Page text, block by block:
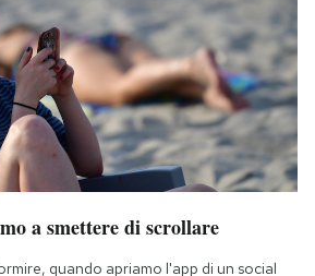
a smettere di scrollare
quando apriamo l'app di un social